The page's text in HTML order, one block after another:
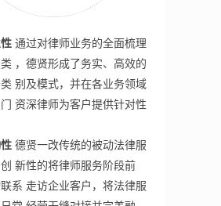
通过对律师业务的全面梳理
，德贤形成了务实、高效的
别及模式，并在各业务领域
资深律师为客户提供针对性
德贤一改传统的被动法律服
新性的将律师服务阶段前
系 走访企业客户，将法律服